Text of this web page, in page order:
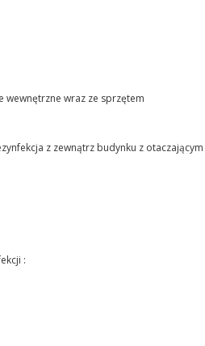
wewnętrzne wraz ze sprzętem
z zewnątrz budynku z otaczającym
: